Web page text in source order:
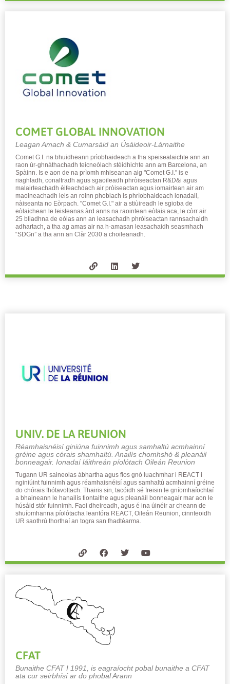
COMET GLOBAL INNOVATION
Leagan Amach & Cumarsáid an Úsáideoir-Lárnaithe
Comet G.I. na bhuidheann prìobhaideach a tha speisealaichte ann an
raon ùr-ghnàthachadh teicneòlach stèidhichte ann am Barcelona, ​​​​an
Spàinn. Is e aon de na prìomh mhiseanan aig "Comet G.I." is e
riaghladh, conaltradh agus sgaoileadh phròiseactan R&D&i agus
malairteachadh èifeachdach air pròiseactan agus iomairtean air am
maoineachadh leis an roinn phoblach is phrìobhaideach ionadail,
nàiseanta no Eòrpach. "Comet G.I." air a stiùireadh le sgioba de
eòlaichean le teisteanas àrd anns na raointean eòlais aca, le còrr air
25 bliadhna de eòlas ann an leasachadh phròiseactan rannsachaidh
adhartach, a tha ag amas air na h-amasan leasachaidh seasmhach
“SDGn” a tha ann an Clàr 2030 a choileanadh.
UNIV. DE LA REUNION
Réamhaisnéisí giniúna fuinnimh agus samhaltú acmhainní
gréine agus córais shamhaltú. Anailís chomhshó & pleanáil
bonneagair. Ionadaí láithreán píolótach Oileán Reunion
Tugann UR saineolas ábhartha agus fios gnó luachmhar i REACT i
nginiúint fuinnimh agus réamhaisnéisí agus samhaltú acmhainní gréine
do chórais fhótavoltach. Thairis sin, tacóidh sé freisin le gníomhaíochtaí
a bhaineann le hanailís tiontaithe agus pleanáil bonneagair mar aon le
húsáid stór fuinnimh. Faoi dheireadh, agus é ina úinéir ar cheann de
shuíomhanna píolótacha leantóra REACT, Oileán Reunion, cinnteoidh
UR saothrú thorthaí an togra san fhadtéarma.
CFAT
Bunaithe CFAT I 1991, is eagraíocht pobal bunaithe a CFAT
ata cur seirbhísí ar do phobal Arann